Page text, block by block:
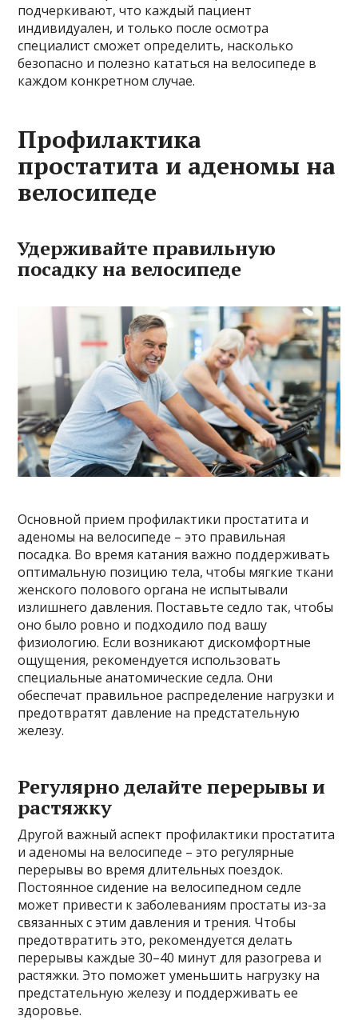
подчеркивают, что каждый пациент
индивидуален, и только после осмотра
специалист сможет определить, насколько
безопасно и полезно кататься на велосипеде в
каждом конкретном случае.
Профилактика
простатита и аденомы на
велосипеде
Удерживайте правильную
посадку на велосипеде
Основной прием профилактики простатита и
аденомы на велосипеде – это правильная
посадка. Во время катания важно поддерживать
оптимальную позицию тела, чтобы мягкие ткани
женского полового органа не испытывали
излишнего давления. Поставьте седло так, чтобы
оно было ровно и подходило под вашу
физиологию. Если возникают дискомфортные
ощущения, рекомендуется использовать
специальные анатомические седла. Они
обеспечат правильное распределение нагрузки и
предотвратят давление на предстательную
железу.
Регулярно делайте перерывы и
растяжку
Другой важный аспект профилактики простатита
и аденомы на велосипеде – это регулярные
перерывы во время длительных поездок.
Постоянное сидение на велосипедном седле
может привести к заболеваниям простаты из-за
связанных с этим давления и трения. Чтобы
предотвратить это, рекомендуется делать
перерывы каждые 30–40 минут для разогрева и
растяжки. Это поможет уменьшить нагрузку на
предстательную железу и поддерживать ее
здоровье.